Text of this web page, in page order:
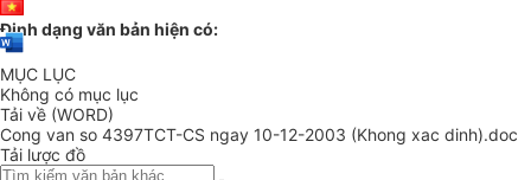
Định dạng văn bản hiện có:
MỤC LỤC
Không có mục lục
Tải về (WORD)
Cong van so 4397TCT-CS ngay 10-12-2003 (Khong xac dinh).doc
Tải lược đồ